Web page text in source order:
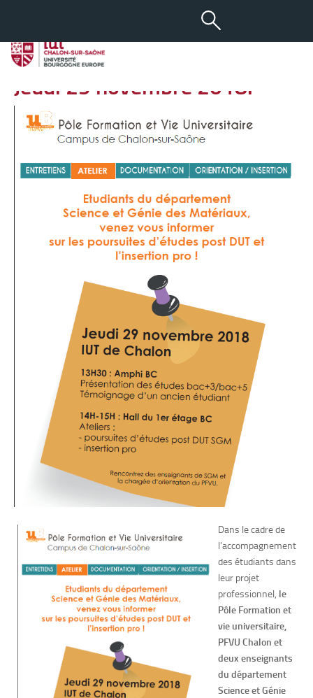
aA - +
17 DÉC 2018
Atelier Poursuite d’études –
Jeudi 29 novembre 2018.
Dans le cadre de
l’accompagnement
des étudiants dans
leur projet
professionnel, le
Pôle Formation et
vie universitaire,
PFVU Chalon et
deux enseignants
du département
Science et Génie